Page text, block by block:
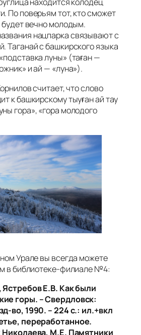
По поверьям тот, кто сможет
будет вечно молодым.
нацпарка связывают с
Таганай с башкирского языка
луны» (таған —
и ай — «луна»).
считает, что слово
к башкирскому тыуған ай тау
гора», «гора молодого
Урале вы всегда можете
в библиотеке-филиале №4:
Е.В. Как были
горы. – Свердловск:
во, 1990. – 224 с.: ил.+вкл
переработанное.
М.Е. Памятники